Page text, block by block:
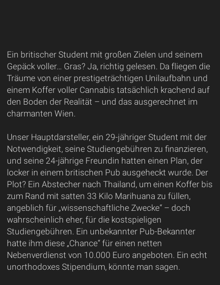
Ein britischer Student mit großen Zielen und seinem
Gepäck voller… Gras? Ja, richtig gelesen. Da fliegen die
Träume von einer prestigeträchtigen Unilaufbahn und
einem Koffer voller Cannabis tatsächlich krachend auf
den Boden der Realität – und das ausgerechnet im
charmanten Wien.
Unser Hauptdarsteller, ein 29-jähriger Student mit der
Notwendigkeit, seine Studiengebühren zu finanzieren,
und seine 24-jährige Freundin hatten einen Plan, der
locker in einem britischen Pub ausgeheckt wurde. Der
Plot? Ein Abstecher nach Thailand, um einen Koffer bis
zum Rand mit satten 33 Kilo Marihuana zu füllen,
angeblich für „wissenschaftliche Zwecke“ – doch
wahrscheinlich eher, für die kostspieligen
Studiengebühren. Ein unbekannter Pub-Bekannter
hatte ihm diese „Chance“ für einen netten
Nebenverdienst von 10.000 Euro angeboten. Ein echt
unorthodoxes Stipendium, könnte man sagen.